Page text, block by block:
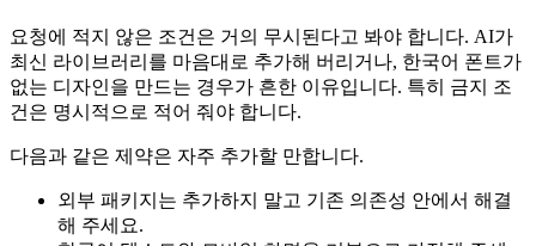
요청에 적지 않은 조건은 거의 무시된다고 봐야 합니다. AI가
최신 라이브러리를 마음대로 추가해 버리거나, 한국어 폰트가
없는 디자인을 만드는 경우가 흔한 이유입니다. 특히 금지 조
건은 명시적으로 적어 줘야 합니다.
다음과 같은 제약은 자주 추가할 만합니다.
외부 패키지는 추가하지 말고 기존 의존성 안에서 해결
해 주세요.